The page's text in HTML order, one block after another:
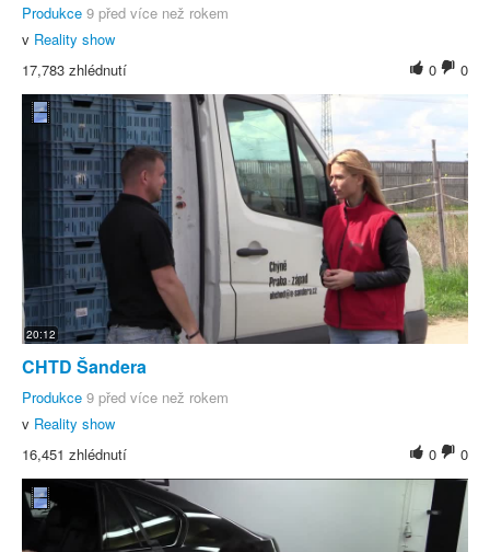
Produkce 9 před více než rokem
v Reality show
0
0
17,783 zhlédnutí
20:12
CHTD Šandera
Produkce 9 před více než rokem
v Reality show
0
0
16,451 zhlédnutí